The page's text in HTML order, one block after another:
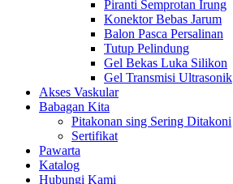
Piranti Semprotan Irung
Konektor Bebas Jarum
Balon Pasca Persalinan
Tutup Pelindung
Gel Bekas Luka Silikon
Gel Transmisi Ultrasonik
Akses Vaskular
Babagan Kita
Pitakonan sing Sering Ditakoni
Sertifikat
Pawarta
Katalog
Hubungi Kami